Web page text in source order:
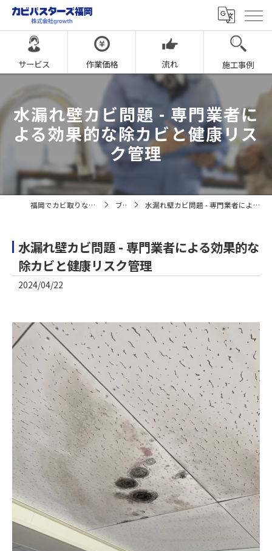
サービス 作業価格 流れ 施工事例
水漏れ壁カビ問題 - 専門業者に
よる効果的な除カビと健康リス
ク管理
福岡でカビ取りならカビバスターズ福岡 ブログ 水漏れ壁カビ問題 - 専門業者による効果的な除カビと健康リスク管理
水漏れ壁カビ問題 - 専門業者による効果的な
除カビと健康リスク管理
2024/04/22